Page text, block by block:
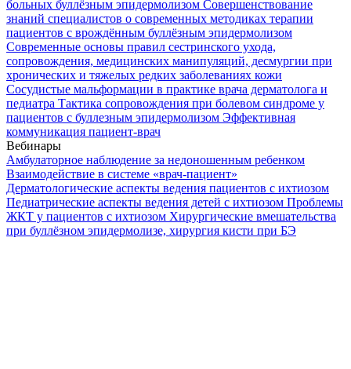
больных буллёзным эпидермолизом Совершенствование
знаний специалистов о современных методиках терапии
пациентов с врождённым буллёзным эпидермолизом
Современные основы правил сестринского ухода,
сопровождения, медицинских манипуляций, десмургии при
хронических и тяжелых редких заболеваниях кожи
Сосудистые мальформации в практике врача дерматолога и
педиатра Тактика сопровождения при болевом синдроме у
пациентов с буллезным эпидермолизом Эффективная
коммуникация пациент-врач
Вебинары
Амбулаторное наблюдение за недоношенным ребенком
Взаимодействие в системе «врач-пациент»
Дерматологические аспекты ведения пациентов с ихтиозом
Педиатрические аспекты ведения детей с ихтиозом Проблемы
ЖКТ у пациентов с ихтиозом Хирургические вмешательства
при буллёзном эпидермолизе, хирургия кисти при БЭ